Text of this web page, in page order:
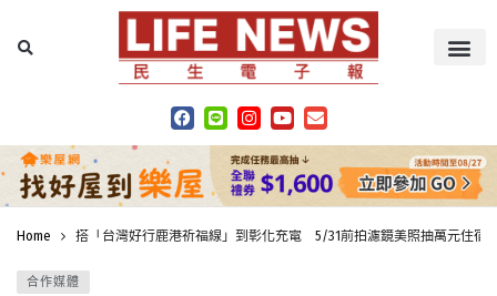
Home 搭「台灣好行鹿港祈福線」到彰化充電 5/31前拍濾鏡美照抽萬元住宿
合作媒體